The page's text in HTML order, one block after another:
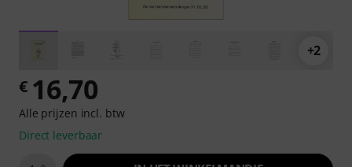
+2
€ 16,70
Alle prijzen incl. btw
Direct leverbaar